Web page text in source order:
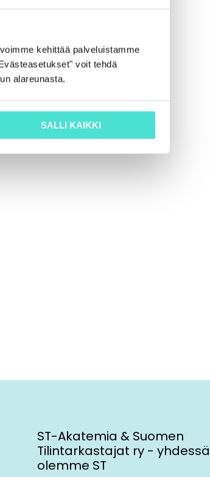
kehittää palveluistamme
voit tehdä
alareunasta.
SALLI KAIKKI
ST-Akatemia & Suomen
Tilintarkastajat ry - yhdessä
olemme ST